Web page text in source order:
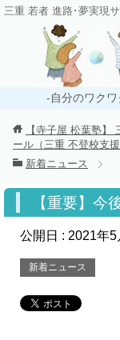
三重 若者 進路･夢実現
-自分のワク
【寺子屋 松葉塾】
ール（三重 不登校支
新着ニュース
【重要】今
公開日 : 2021年5
新着ニュース